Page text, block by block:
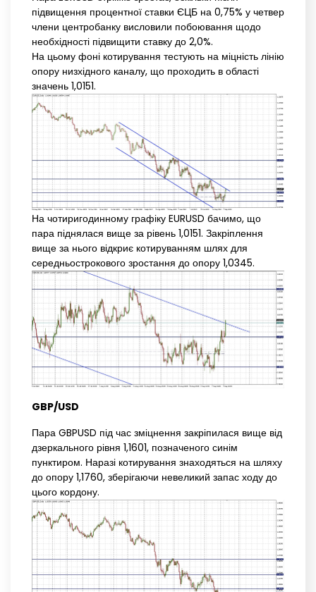
підвищення процентної ставки ЄЦБ на 0,75% у четвер
члени центробанку висловили побоювання щодо
необхідності підвищити ставку до 2,0%.
На цьому фоні котирування тестують на міцність лінію
опору низхідного каналу, що проходить в області
значень 1,0151.
На чотиригодинному графіку EURUSD бачимо, що
пара піднялася вище за рівень 1,0151. Закріплення
вище за нього відкриє котируванням шлях для
середньострокового зростання до опору 1,0345.
GBP/USD
Пара GBPUSD під час зміцнення закріпилася вище від
дзеркального рівня 1,1601, позначеного синім
пунктиром. Наразі котирування знаходяться на шляху
до опору 1,1760, зберігаючи невеликий запас ходу до
цього кордону.